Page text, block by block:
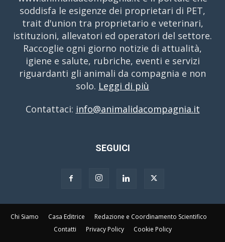
soddisfa le esigenze dei proprietari di PET,
trait d'union tra proprietario e veterinari,
istituzioni, allevatori ed operatori del settore.
Raccoglie ogni giorno notizie di attualità,
igiene e salute, rubriche, eventi e servizi
riguardanti gli animali da compagnia e non
solo. Leggi di più
Contattaci: info@animalidacompagnia.it
SEGUICI
Chi Siamo Casa Editrice
Redazione e Coordinamento Scientifico
Contatti
Privacy Policy Cookie Policy